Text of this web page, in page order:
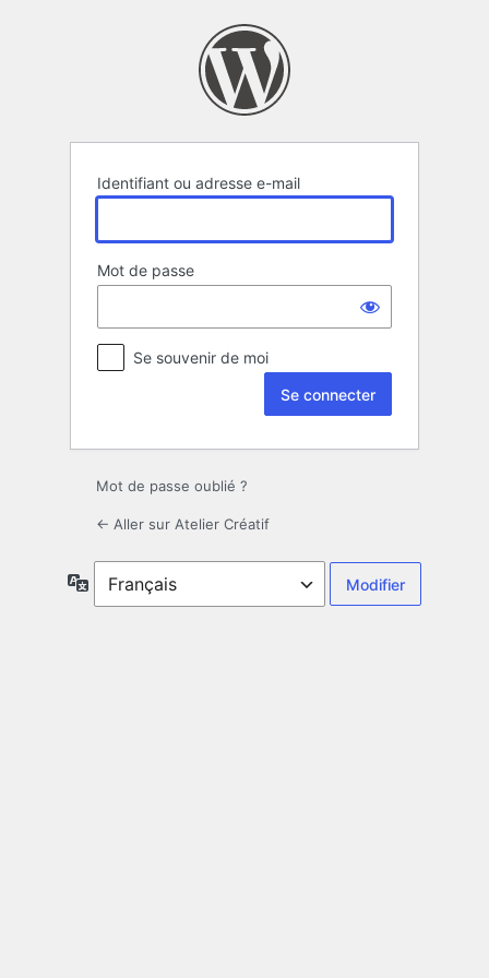
Identifiant ou adresse e-mail
Mot de passe
Se souvenir de moi
Mot de passe oublié ?
← Aller sur Atelier Créatif
Langue